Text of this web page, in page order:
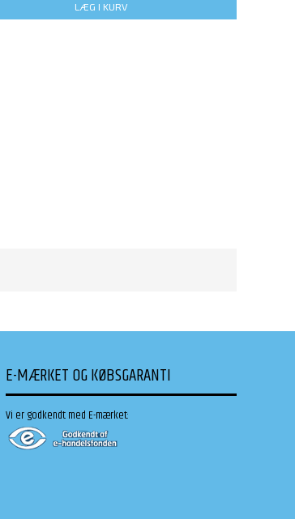
LÆG I KURV
E-MÆRKET OG KØBSGARANTI
Vi er godkendt med E-mærket: